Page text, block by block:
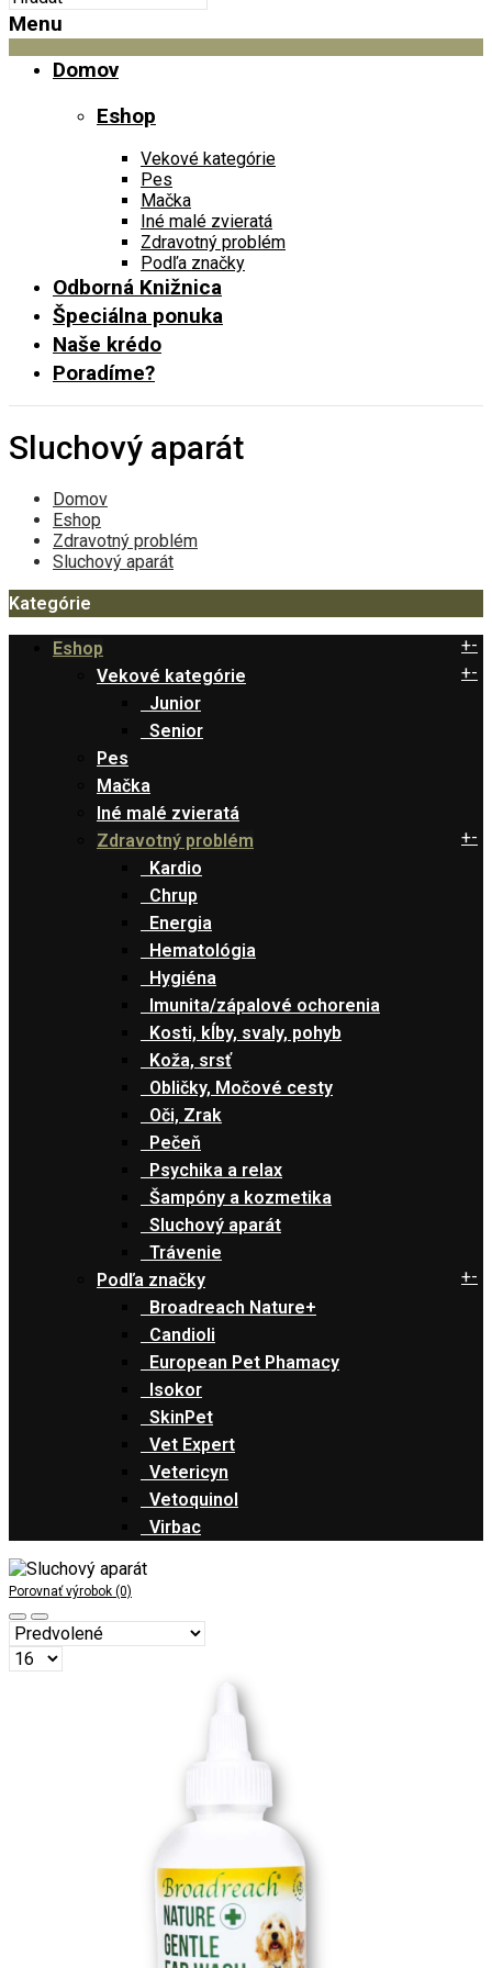
Menu
Domov
Eshop
Vekové kategórie
Pes
Mačka
Iné malé zvieratá
Zdravotný problém
Podľa značky
Odborná Knižnica
Špeciálna ponuka
Naše krédo
Poradíme?
Sluchový aparát
Domov
Eshop
Zdravotný problém
Sluchový aparát
Kategórie
Eshop +-
Vekové kategórie
+-
Junior
Senior
Pes
Mačka
Iné malé zvieratá
Zdravotný problém
+-
Kardio
Chrup
Energia
Hematológia
Hygiéna
Imunita/zápalové ochorenia
Kosti, kĺby, svaly, pohyb
Koža, srsť
Obličky, Močové cesty
Oči, Zrak
Pečeň
Psychika a relax
Šampóny a kozmetika
Sluchový aparát
Trávenie
Podľa značky
+-
Broadreach Nature+
Candioli
European Pet Phamacy
Isokor
SkinPet
Vet Expert
Vetericyn
Vetoquinol
Virbac
Porovnať výrobok (0)